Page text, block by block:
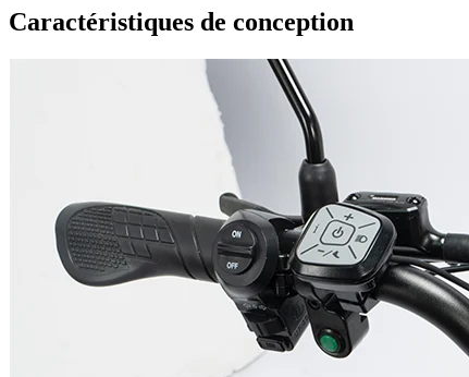
Caractéristiques de conception